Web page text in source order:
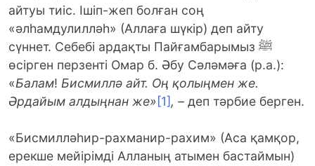
айтуы тиіс. Ішіп-жеп болған соң
«әлһамдулилләһ» (Аллаға шүкір) деп айту
сүннет. Себебі ардақты Пайғамбарымыз ﷺ
өсірген перзенті Омар б. Әбу Сәләмәға (р.а.):
«Балам! Бисмиллә айт. Оң қолыңмен же.
Әрдайым алдыңнан же» [1], – деп тәрбие берген.
«Бисмилләһир-рахманир-рахим» (Аса қамқор,
ерекше мейірімді Алланың атымен бастаймын)